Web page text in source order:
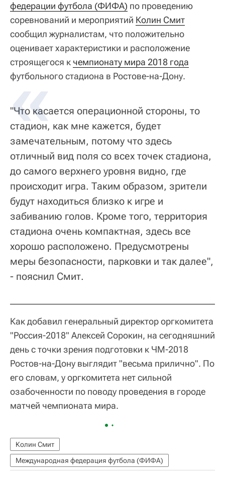
федерации футбола (ФИФА) по проведению
соревнований и мероприятий Колин Смит
сообщил журналистам, что положительно
оценивает характеристики и расположение
строящегося к чемпионату мира 2018 года
футбольного стадиона в Ростове-на-Дону.
"Что касается операционной стороны, то
стадион, как мне кажется, будет
замечательным, потому что здесь
отличный вид поля со всех точек стадиона,
до самого верхнего уровня видно, где
происходит игра. Таким образом, зрители
будут находиться близко к игре и
забиванию голов. Кроме того, территория
стадиона очень компактная, здесь все
хорошо расположено. Предусмотрены
меры безопасности, парковки и так далее",
- пояснил Смит.
Как добавил генеральный директор оргкомитета
"Россия-2018" Алексей Сорокин, на сегодняшний
день с точки зрения подготовки к ЧМ-2018
Ростов-на-Дону выглядит "весьма прилично". По
его словам, у оргкомитета нет сильной
озабоченности по поводу проведения в городе
матчей чемпионата мира.
Колин Смит
Международная федерация футбола (ФИФА)